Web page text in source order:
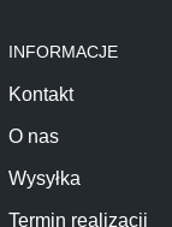
INFORMACJE
Kontakt
O nas
Wysyłka
Termin realizacji